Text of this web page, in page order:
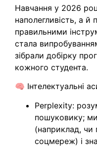
Навчання у 2026
наполегливість, а й
правильними
стала
зібрали добірку
кожного студента.
🧠 Інтелектуальні
Perplexity:
пошуковику;
(наприклад, чи
соцмереж) і